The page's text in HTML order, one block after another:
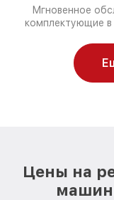
Мгновенное
комплектующие в
Цены на